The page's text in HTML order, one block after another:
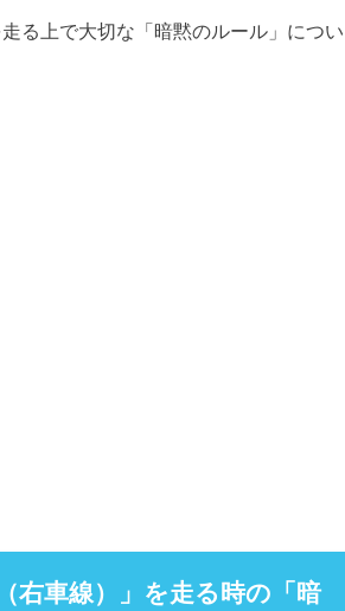
る上で大切な「暗黙のルール」につい
右車線）」を走る時の「暗